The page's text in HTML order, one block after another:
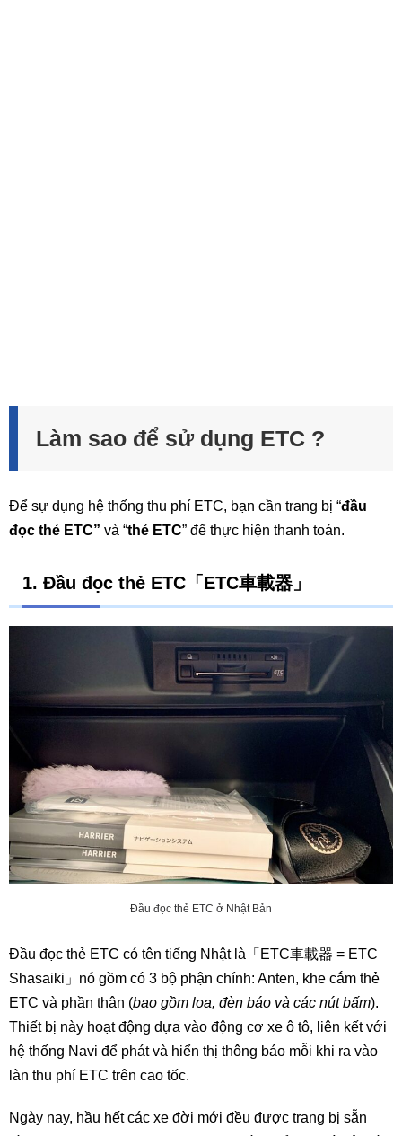
Làm sao để sử dụng ETC ?
Để sự dụng hệ thống thu phí ETC, bạn cần trang bị “đầu
đọc thẻ ETC” và “thẻ ETC” để thực hiện thanh toán.
1. Đầu đọc thẻ ETC「ETC車載器」
Đầu đọc thẻ ETC ở Nhật Bản
Đầu đọc thẻ ETC có tên tiếng Nhật là「ETC車載器 = ETC
Shasaiki」nó gồm có 3 bộ phận chính: Anten, khe cắm thẻ
ETC và phần thân (bao gồm loa, đèn báo và các nút bấm).
Thiết bị này hoạt động dựa vào động cơ xe ô tô, liên kết với
hệ thống Navi để phát và hiển thị thông báo mỗi khi ra vào
làn thu phí ETC trên cao tốc.
Ngày nay, hầu hết các xe đời mới đều được trang bị sẵn